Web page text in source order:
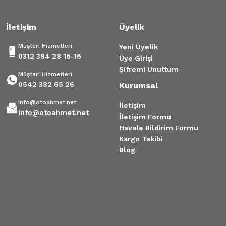
İletişim
Müşteri Hizmetleri
0312 394 28 15-16
Müşteri Hizmetleri
0542 382 65 26
info@otoahmet.net
info@otoahmet.net
Üyelik
Yeni Üyelik
Üye Girişi
Şifremi Unuttum
Kurumsal
İletişim
İletişim Formu
Havale Bildirim Formu
Kargo Takibi
Blog